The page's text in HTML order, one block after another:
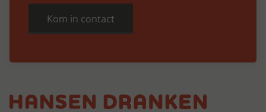
Kom in contact